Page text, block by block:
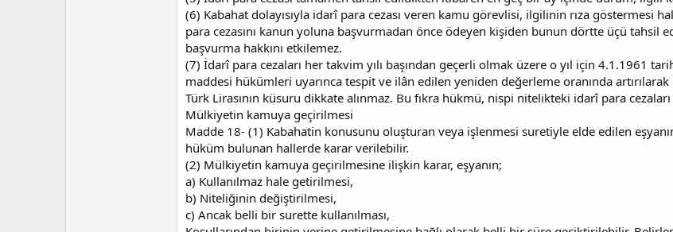
(6) Kabahat dolayısıyla idarî para cezası veren kamu görevlisi, ilgilinin rıza göstermesi
para cezasını kanun yoluna başvurmadan önce ödeyen kişiden bunun dörtte üçü tahsil
başvurma hakkını etkilemez.
(7) İdarî para cezaları her takvim yılı başından geçerli olmak üzere o yıl için 4.1.1961
maddesi hükümleri uyarınca tespit ve ilân edilen yeniden değerleme oranında artırılarak
Türk Lirasının küsuru dikkate alınmaz. Bu fıkra hükmü, nispi nitelikteki idarî para cezaları
Mülkiyetin kamuya geçirilmesi
Madde 18- (1) Kabahatin konusunu oluşturan veya işlenmesi suretiyle elde edilen
hüküm bulunan hallerde karar verilebilir.
(2) Mülkiyetin kamuya geçirilmesine ilişkin karar, eşyanın;
a) Kullanılmaz hale getirilmesi,
b) Niteliğinin değiştirilmesi,
c) Ancak belli bir surette kullanılması,